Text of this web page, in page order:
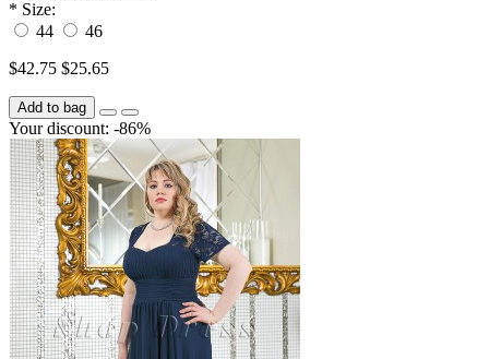
* Size:
44
46
$42.75 $25.65
Add to bag
Your discount: -86%